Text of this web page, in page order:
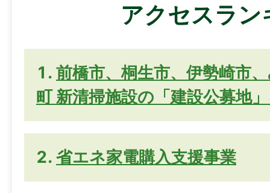
アクセスラン
前橋市、桐生市、伊勢崎市
町 新清掃施設の「建設公募地
省エネ家電購入支援事業